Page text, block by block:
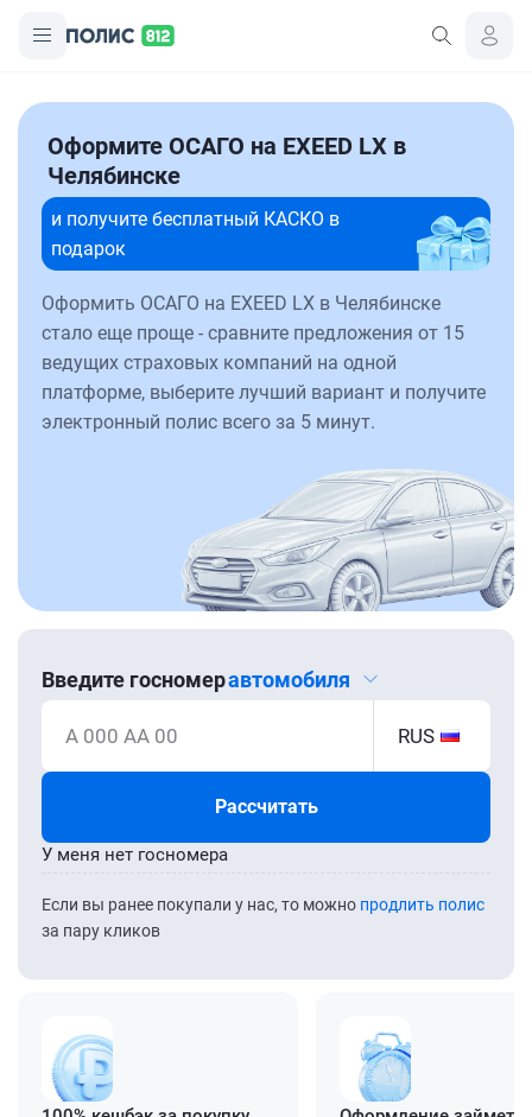
Оформите ОСАГО на EXEED LX в
Челябинске
и получите бесплатный КАСКО в
подарок
Оформить ОСАГО на EXEED LX в Челябинске
стало еще проще - сравните предложения от 15
ведущих страховых компаний на одной
платформе, выберите лучший вариант и получите
электронный полис всего за 5 минут.
Введите госномеравтомобиля
А 000 АА 00 RUS
Рассчитать
Если вы ранее покупали у нас, то можно продлить полис
за пару кликов
У меня нет госномера